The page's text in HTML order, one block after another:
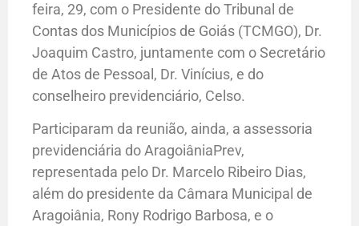
feira, 29, com o Presidente do Tribunal de
Contas dos Municípios de Goiás (TCMGO), Dr.
Joaquim Castro, juntamente com o Secretário
de Atos de Pessoal, Dr. Vinícius, e do
conselheiro previdenciário, Celso.
Participaram da reunião, ainda, a assessoria
previdenciária do AragoiâniaPrev,
representada pelo Dr. Marcelo Ribeiro Dias,
além do presidente da Câmara Municipal de
Aragoiânia, Rony Rodrigo Barbosa, e o